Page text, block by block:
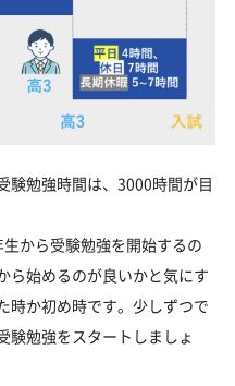
験勉強時間は、3000時間が目
から受験勉強を開始するの
ら始めるのが良いかと気にす
時か初め時です。少しずつで
験勉強をスタートしましょ